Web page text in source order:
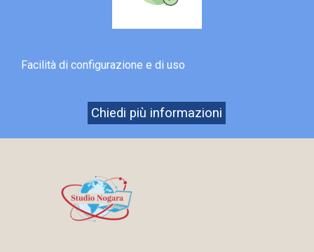
Facilità di configurazione e di uso
Chiedi più informazioni